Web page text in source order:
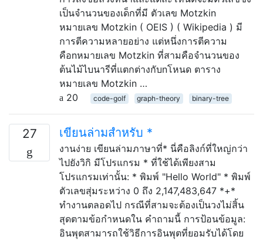
เป็นจำนวนของเด็กที่มี ตัวเลข Motzkin
หมายเลข Motzkin ( OEIS ) ( Wikipedia ) มี
การตีความหลายอย่าง แต่หนึ่งการตีความ
คือnหมายเลข Motzkin ที่สามคือจำนวนของ
ต้นไม้ไบนารีที่แตกต่างกับnโหนด ตาราง
หมายเลข Motzkin …
20
code-golf graph-theory binary-tree
27 เขียนล่ามสำหรับ *
งานง่าย เขียนล่ามภาษาที่* นี่คือลิงก์ที่ใหญ่กว่า
ไปยังวิกิ มีโปรแกรม * ที่ใช้ได้เพียงสาม
โปรแกรมเท่านั้น: * พิมพ์ "Hello World" * พิมพ์
ตัวเลขสุ่มระหว่าง 0 ถึง 2,147,483,647 *+*
ทำงานตลอดไป กรณีที่สามจะต้องเป็นวงไม่สิ้น
สุดตามข้อกำหนดใน คำถามนี้ การป้อนข้อมูล:
อินพุตสามารถใช้วิธีการอินพุตที่ยอมรับได้โดย